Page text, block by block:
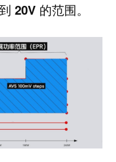
20V 的范围。